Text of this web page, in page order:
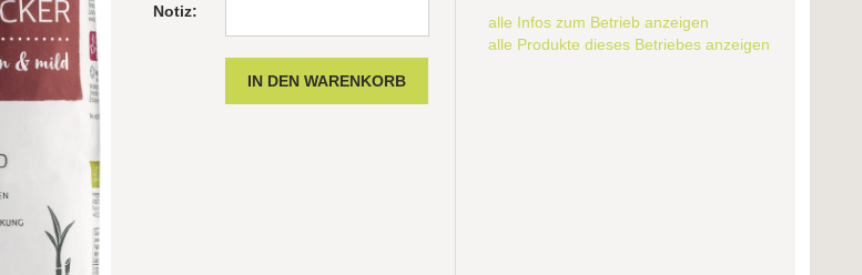
Notiz:
alle Infos zum Betrieb anzeigen
alle Produkte dieses Betriebes anzeigen